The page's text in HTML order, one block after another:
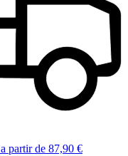
a partir de 87,90 €